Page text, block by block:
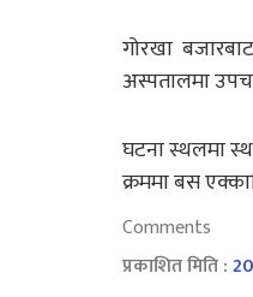
गोरखा
अस्पतालमा
घटना स्थलमा
क्रममा बस
Comments
प्रकाशित मिति :